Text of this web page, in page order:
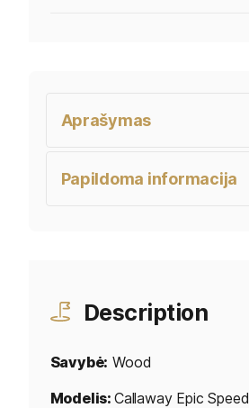
Aprašymas
Papildoma informacija
Description
Savybė: Wood
Modelis: Callaway Epic Speed